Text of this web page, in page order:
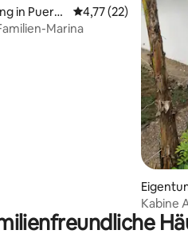
4 von 5, 12 Bewertungen
in Puerto
Durchschnittliche
4,77 (22)
Marina
ta
Kabine